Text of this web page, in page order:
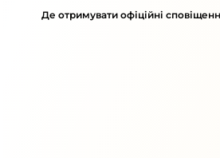
Де отримувати офіційні